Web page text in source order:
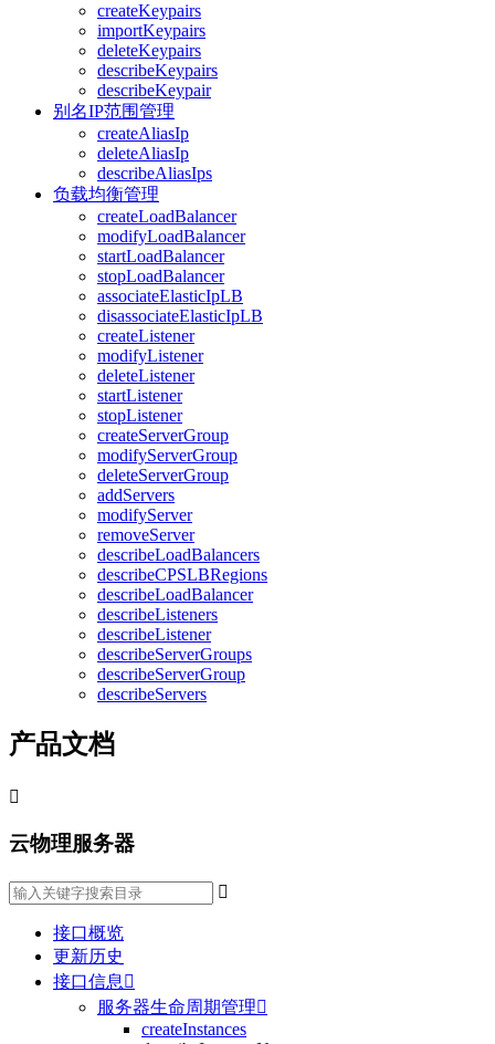
createKeypairs
importKeypairs
deleteKeypairs
describeKeypairs
describeKeypair
别名IP范围管理
createAliasIp
deleteAliasIp
describeAliasIps
负载均衡管理
createLoadBalancer
modifyLoadBalancer
startLoadBalancer
stopLoadBalancer
associateElasticIpLB
disassociateElasticIpLB
createListener
modifyListener
deleteListener
startListener
stopListener
createServerGroup
modifyServerGroup
deleteServerGroup
addServers
modifyServer
removeServer
describeLoadBalancers
describeCPSLBRegions
describeLoadBalancer
describeListeners
describeListener
describeServerGroups
describeServerGroup
describeServers
产品文档

云物理服务器

接口概览
更新历史
接口信息 
服务器生命周期管理
createInstances